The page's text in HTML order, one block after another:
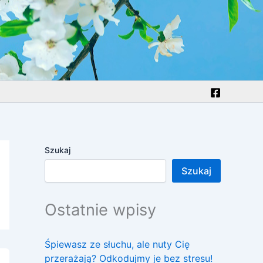
Szukaj
Szukaj
Ostatnie wpisy
Śpiewasz ze słuchu, ale nuty Cię
przerażają? Odkodujmy je bez stresu!